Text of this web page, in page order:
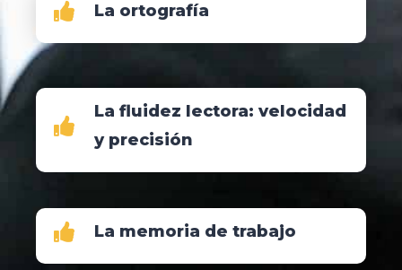
La ortografía
La fluidez lectora: velocidad
y precisión
La memoria de trabajo